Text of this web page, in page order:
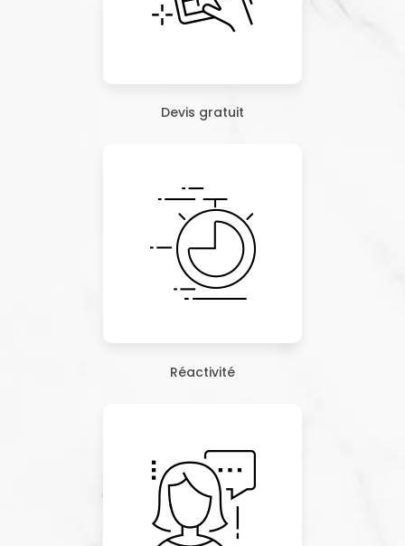
Devis gratuit
Réactivité